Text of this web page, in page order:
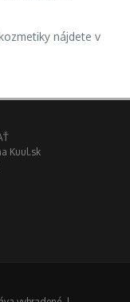
nájdete v
Kuul.sk